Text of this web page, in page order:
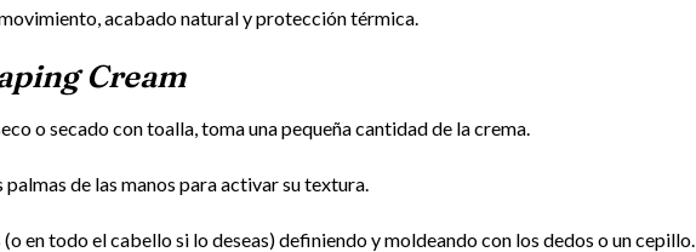
acabado natural y protección térmica.
Cream
o secado con toalla, toma una pequeña cantidad de la crema.
de las manos para activar su textura.
en todo el cabello si lo deseas) definiendo y moldeando con los dedos o un cepillo.